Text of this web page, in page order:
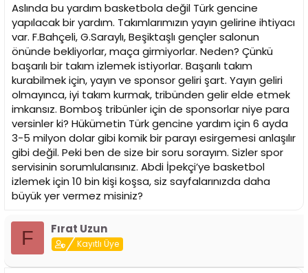
Aslında bu yardım basketbola değil Türk gencine
yapılacak bir yardım. Takımlarımızın yayın gelirine ihtiyacı
var. F.Bahçeli, G.Saraylı, Beşiktaşlı gençler salonun
önünde bekliyorlar, maça girmiyorlar. Neden? Çünkü
başarılı bir takım izlemek istiyorlar. Başarılı takım
kurabilmek için, yayın ve sponsor geliri şart. Yayın geliri
olmayınca, iyi takım kurmak, tribünden gelir elde etmek
imkansız. Bomboş tribünler için de sponsorlar niye para
versinler ki? Hükümetin Türk gencine yardım için 6 ayda
3-5 milyon dolar gibi komik bir parayı esirgemesi anlaşılır
gibi değil. Peki ben de size bir soru sorayım. Sizler spor
servisinin sorumlularısınız. Abdi İpekçi’ye basketbol
izlemek için 10 bin kişi koşsa, siz sayfalarınızda daha
büyük yer vermez misiniz?
F Fırat Uzun
Kayıtlı Üye